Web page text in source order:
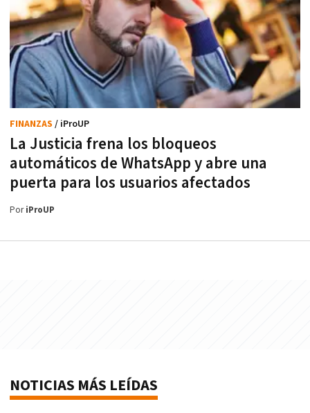
La Justicia frena los bloqueos
automáticos de WhatsApp y abre una
puerta para los usuarios afectados
FINANZAS / iProUP
PoriProUP
NOTICIAS MÁS LEÍDAS